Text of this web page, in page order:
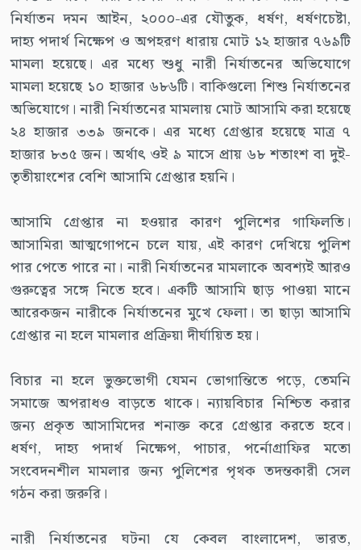
নির্যাতন দমন আইন, ২০০০-এর যৌতুক, ধর্ষণ, ধর্ষণচেষ্টা,
দাহ্য পদার্থ নিক্ষেপ ও অপহরণ ধারায় মোট ১২ হাজার ৭৬৯টি
মামলা হয়েছে। এর মধ্যে শুধু নারী নির্যাতনের অভিযোগে
মামলা হয়েছে ১০ হাজার ৬৮৬টি। বাকিগুলো শিশু নির্যাতনের
অভিযোগে। নারী নির্যাতনের মামলায় মোট আসামি করা হয়েছে
২৪ হাজার ৩৩৯ জনকে। এর মধ্যে গ্রেপ্তার হয়েছে মাত্র ৭
হাজার ৮৩৫ জন। অর্থাৎ ওই ৯ মাসে প্রায় ৬৮ শতাংশ বা দুই-
তৃতীয়াংশের বেশি আসামি গ্রেপ্তার হয়নি।
আসামি গ্রেপ্তার না হওয়ার কারণ পুলিশের গাফিলতি।
আসামিরা আত্মগোপনে চলে যায়, এই কারণ দেখিয়ে পুলিশ
পার পেতে পারে না। নারী নির্যাতনের মামলাকে অবশ্যই আরও
গুরুত্বের সঙ্গে নিতে হবে। একটি আসামি ছাড় পাওয়া মানে
আরেকজন নারীকে নির্যাতনের মুখে ফেলা। তা ছাড়া আসামি
গ্রেপ্তার না হলে মামলার প্রক্রিয়া দীর্ঘায়িত হয়।
বিচার না হলে ভুক্তভোগী যেমন ভোগান্তিতে পড়ে, তেমনি
সমাজে অপরাধও বাড়তে থাকে। ন্যায়বিচার নিশ্চিত করার
জন্য প্রকৃত আসামিদের শনাক্ত করে গ্রেপ্তার করতে হবে।
ধর্ষণ, দাহ্য পদার্থ নিক্ষেপ, পাচার, পর্নোগ্রাফির মতো
সংবেদনশীল মামলার জন্য পুলিশের পৃথক তদন্তকারী সেল
গঠন করা জরুরি।
নারী নির্যাতনের ঘটনা যে কেবল বাংলাদেশ, ভারত,